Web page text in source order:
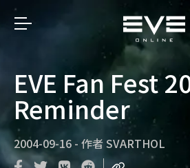
EVE Fan Fest
Reminder
2004-09-16 - 作者 SVARTHOL